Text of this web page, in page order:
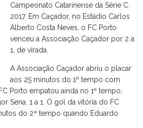
Campeonato Catarinense da Série C
2017. Em Caçador, no Estádio Carlos
Alberto Costa Neves, o FC Porto
venceu a Associação Caçador por 2 a
1, de virada.
A Associação Caçador abriu o placar
aos 25 minutos do 1º tempo com
Porto empatou ainda no 1º tempo,
Sena, 1 a 1. O gol da vitória do FC
do 2ª tempo quando Eduardo